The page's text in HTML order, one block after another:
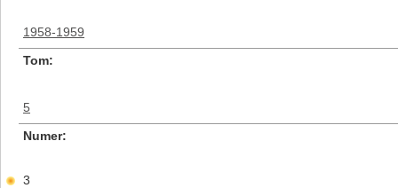
1958-1959
Tom
5
Numer
3